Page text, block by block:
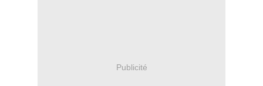
Publicité